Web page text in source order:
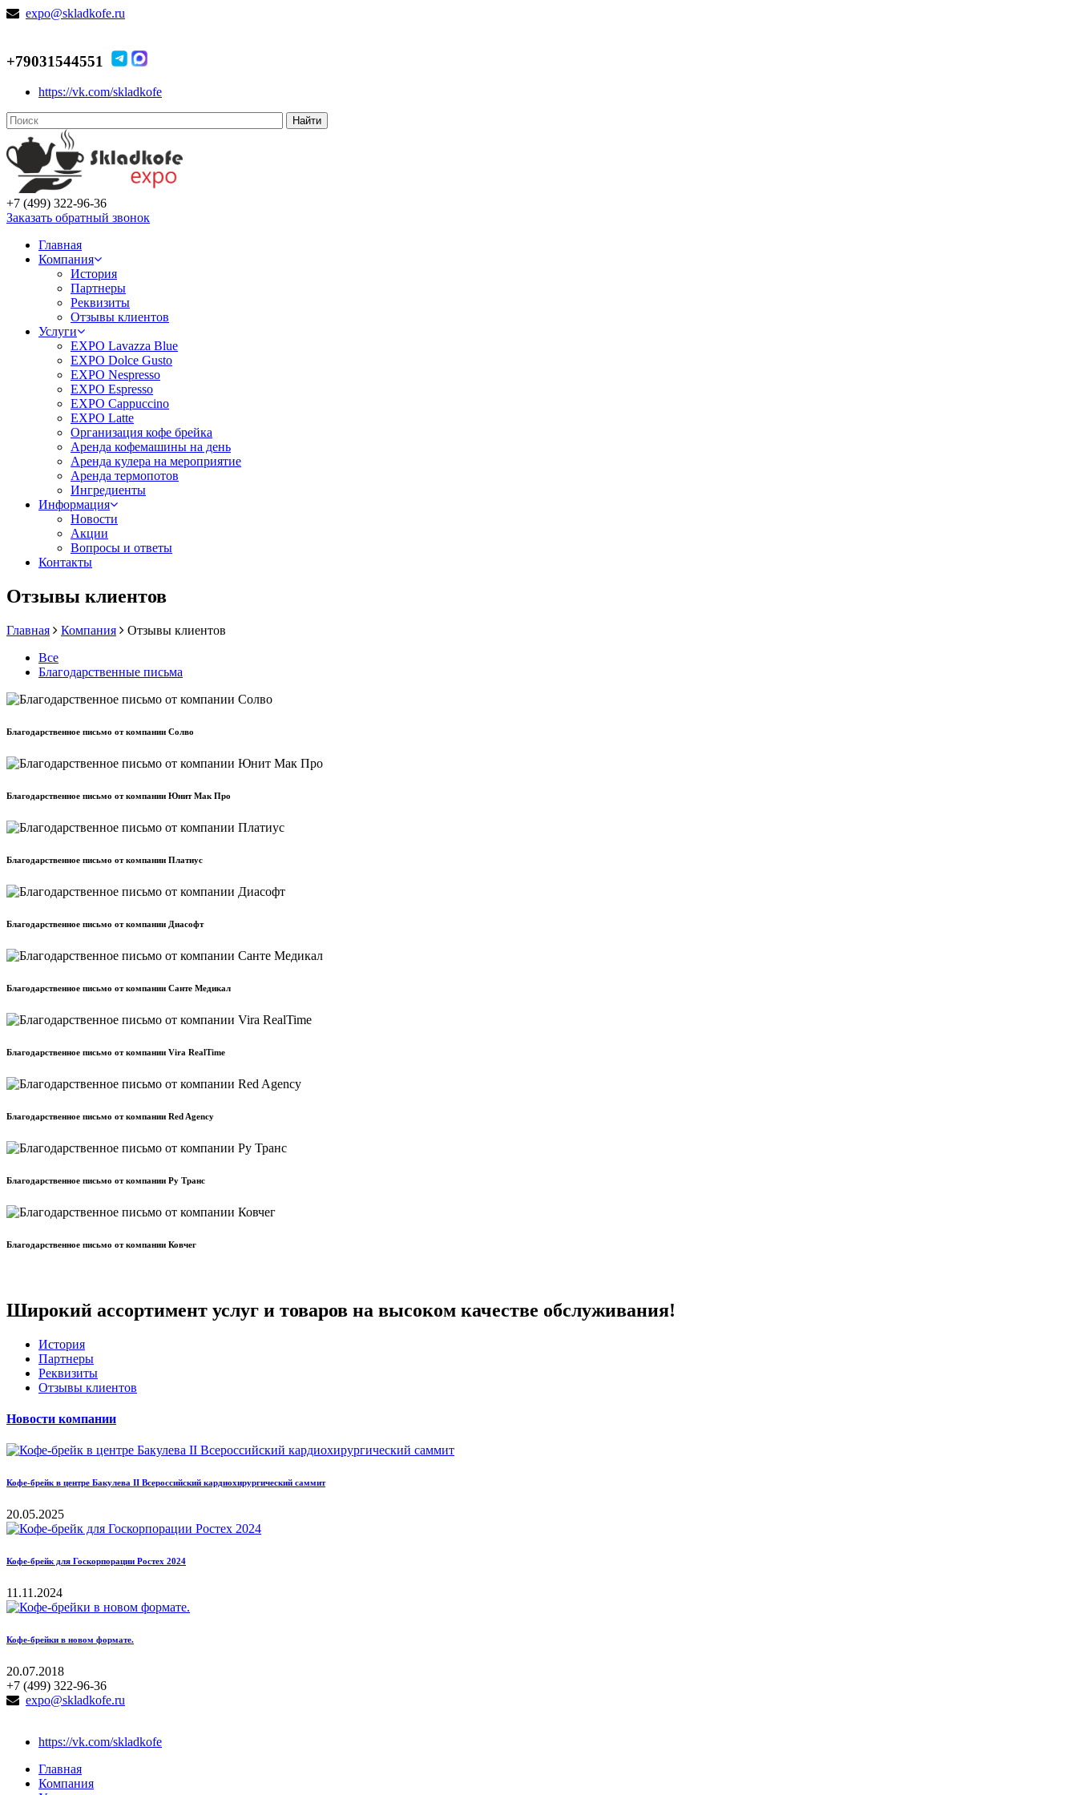
expo@skladkofe.ru
+79031544551
https://vk.com/skladkofe
Найти
+7 (499) 322-96-36
Заказать обратный звонок
Главная
Компания
История
Партнеры
Реквизиты
Отзывы клиентов
Услуги
EXPO Lavazza Blue
EXPO Dolce Gusto
EXPO Nespresso
EXPO Espresso
EXPO Cappuccino
EXPO Latte
Организация кофе брейка
Аренда кофемашины на день
Аренда кулера на мероприятие
Аренда термопотов
Ингредиенты
Информация
Новости
Акции
Вопросы и ответы
Контакты
Отзывы клиентов
Главная Компания
Отзывы клиентов
Все
Благодарственные письма
Благодарственное письмо от компании Солво
Благодарственное письмо от компании Юнит Мак Про
Благодарственное письмо от компании Платиус
Благодарственное письмо от компании Диасофт
Благодарственное письмо от компании Санте Медикал
Благодарственное письмо от компании Vira RealTime
Благодарственное письмо от компании Red Agency
Благодарственное письмо от компании Ру Транс
Благодарственное письмо от компании Ковчег
Широкий ассортимент услуг и товаров на высоком качестве обслуживания!
История
Партнеры
Реквизиты
Отзывы клиентов
Новости компании
Кофе-брейк в центре Бакулева II Всероссийский кардиохирургический саммит
20.05.2025
Кофе-брейк для Госкорпорации Ростех 2024
11.11.2024
Кофе-брейки в новом формате.
20.07.2018
+7 (499) 322-96-36
expo@skladkofe.ru
https://vk.com/skladkofe
Главная
Компания